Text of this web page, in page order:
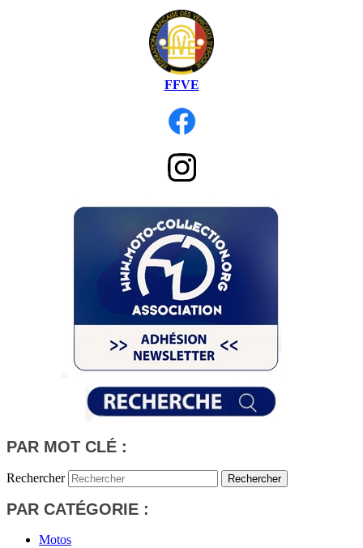
FFVE
PAR MOT CLÉ :
Rechercher
PAR CATÉGORIE :
Motos